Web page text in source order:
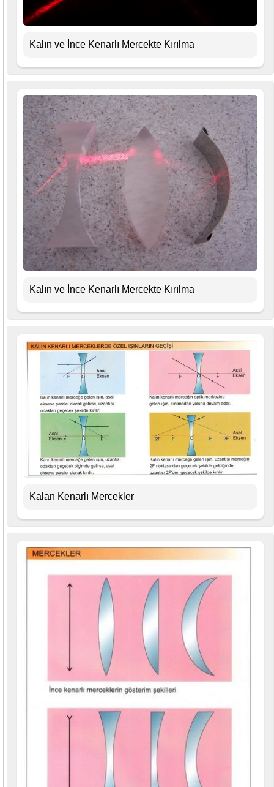
Kalın ve İnce Kenarlı Mercekte Kırılma
Kalın ve İnce Kenarlı Mercekte Kırılma
Kalan Kenarlı Mercekler